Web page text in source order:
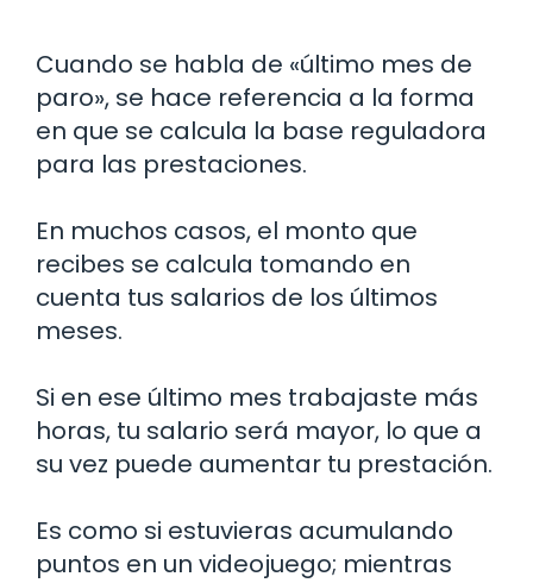
Cuando se habla de «último mes de
paro», se hace referencia a la forma
en que se calcula la base reguladora
para las prestaciones.
En muchos casos, el monto que
recibes se calcula tomando en
cuenta tus salarios de los últimos
meses.
Si en ese último mes trabajaste más
horas, tu salario será mayor, lo que a
su vez puede aumentar tu prestación.
Es como si estuvieras acumulando
puntos en un videojuego; mientras